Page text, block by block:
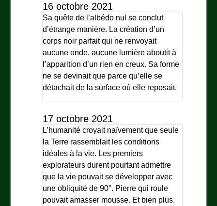
16 octobre 2021
Sa quête de l’albédo nul se conclut
d’étrange manière. La création d’un
corps noir parfait qui ne renvoyait
aucune onde, aucune lumière aboutit à
l’apparition d’un rien en creux. Sa forme
ne se devinait que parce qu’elle se
détachait de la surface où elle reposait.
17 octobre 2021
L’humanité croyait naïvement que seule
la Terre rassemblait les conditions
idéales à la vie. Les premiers
explorateurs durent pourtant admettre
que la vie pouvait se développer avec
une obliquité de 90°. Pierre qui roule
pouvait amasser mousse. Et bien plus.